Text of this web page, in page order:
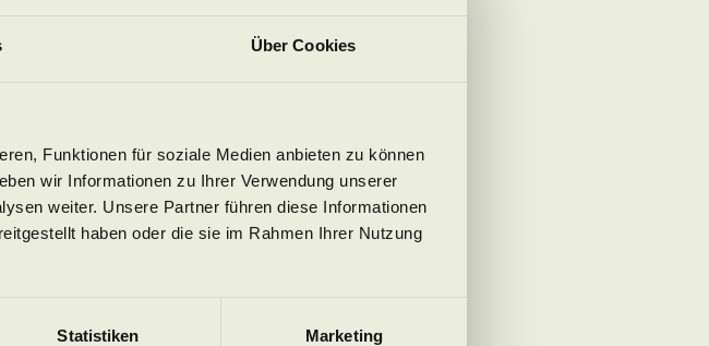
Über Cookies
Funktionen für soziale Medien anbieten zu können
wir Informationen zu Ihrer Verwendung unserer
weiter. Unsere Partner führen diese Informationen
haben oder die sie im Rahmen Ihrer Nutzung
Statistiken Marketing